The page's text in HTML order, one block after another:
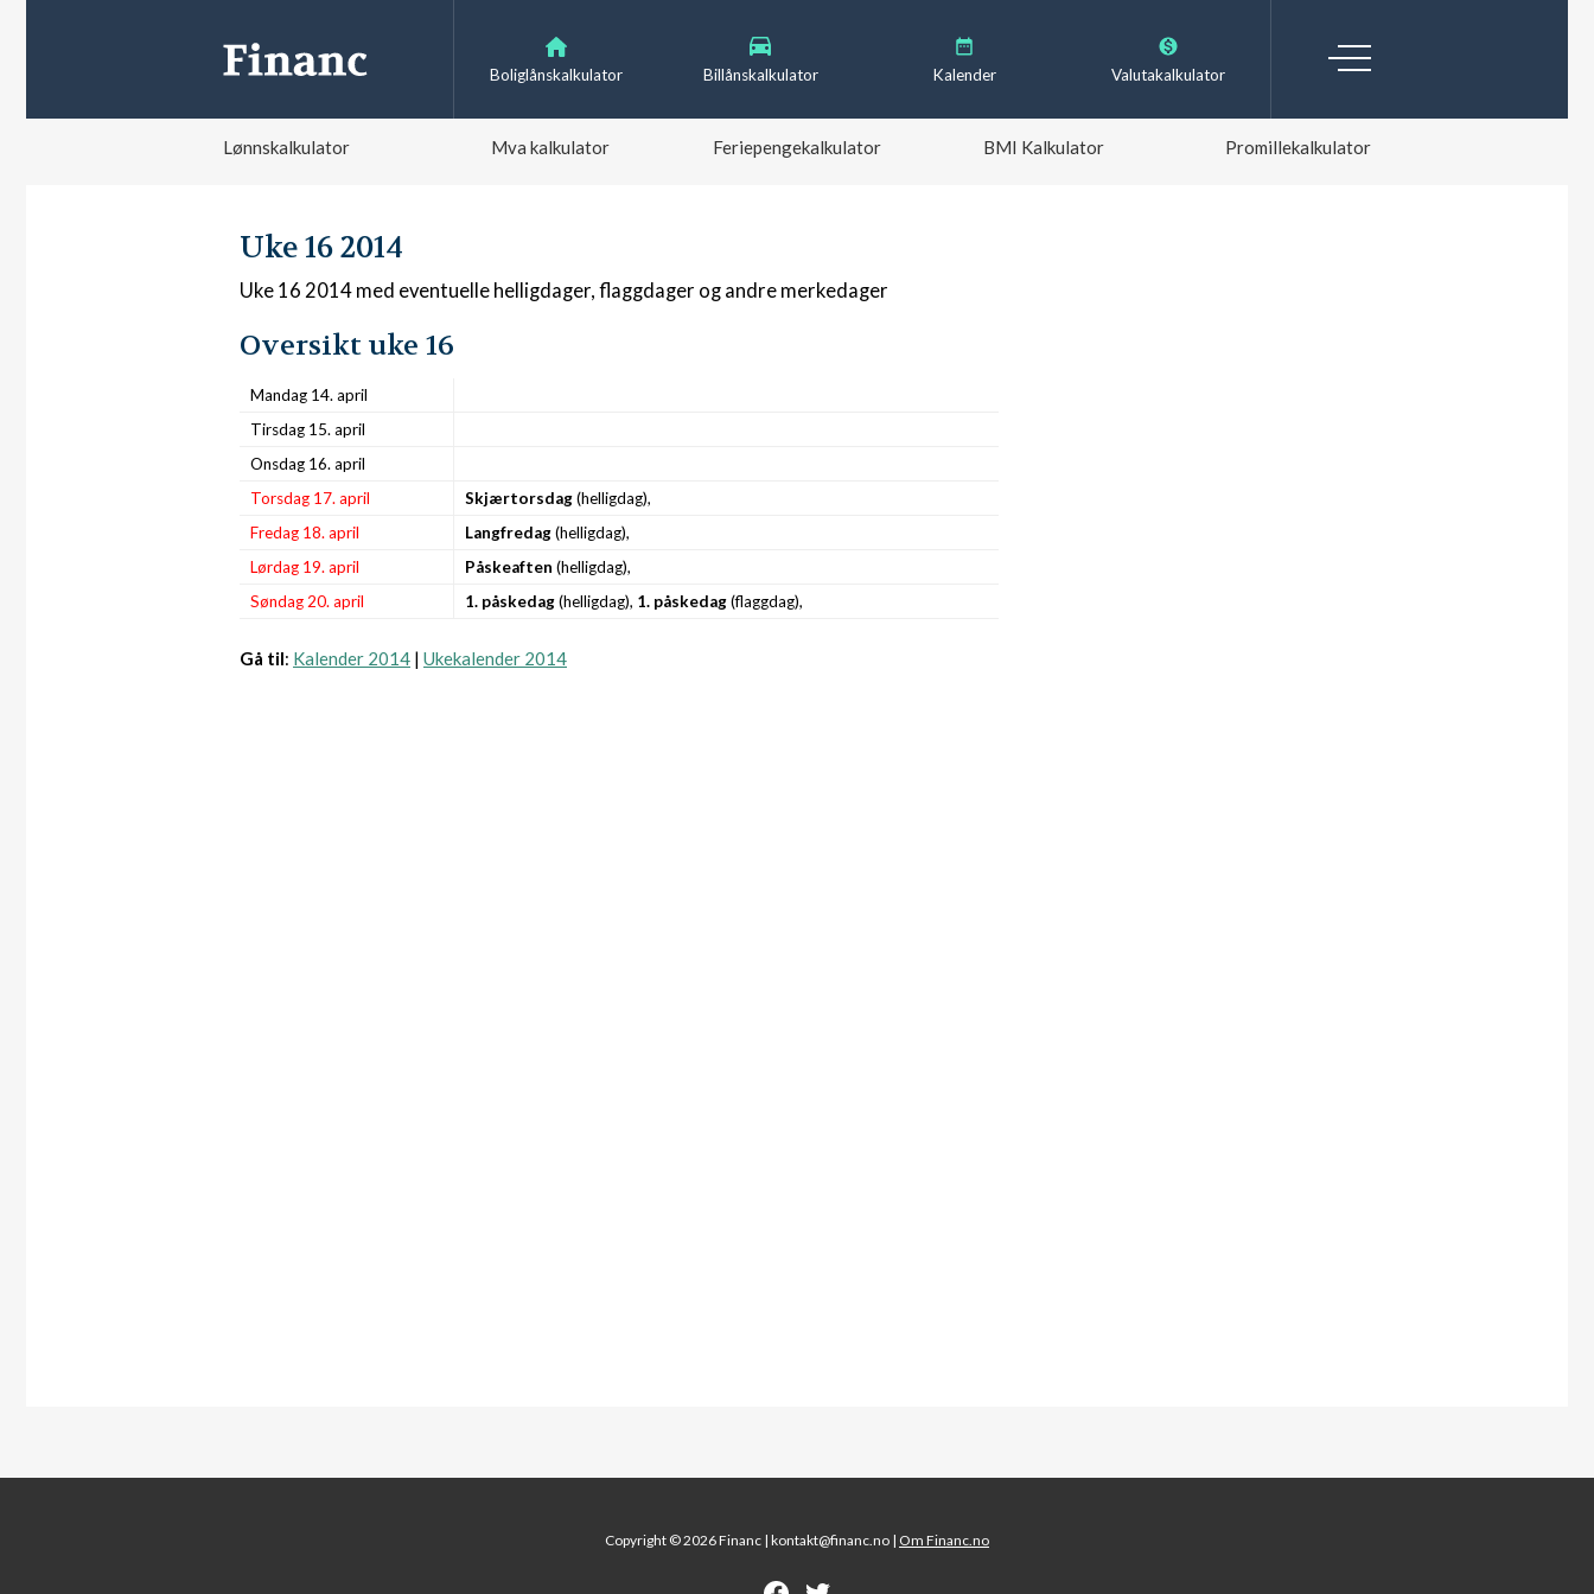
Boliglånskalkulator Billånskalkulator Kalender Valutakalkulator
Lønnskalkulator Mva kalkulator Feriepengekalkulator BMI Kalkulator Promillekalkulator
Uke 16 2014
Uke 16 2014 med eventuelle helligdager, flaggdager og andre merkedager
Oversikt uke 16
Mandag 14. april
Tirsdag 15. april
Onsdag 16. april
Torsdag 17. april
Skjærtorsdag(helligdag),
Fredag 18. april
Langfredag(helligdag),
Lørdag 19. april
Påskeaften (helligdag),
Søndag 20. april
1. påskedag(helligdag), 1. påskedag(flaggdag),
Gå til: Kalender 2014 | Ukekalender 2014
Copyright © 2026 Financ | kontakt@financ.no | Om Financ.no